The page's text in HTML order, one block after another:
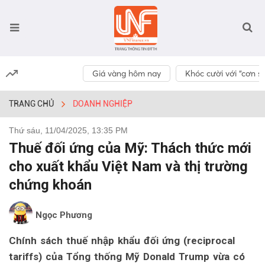
Giá vàng hôm nay Khóc cười với “cơn
TRANG CHỦ DOANH NGHIỆP
Thứ sáu, 11/04/2025, 13:35 PM
Thuế đối ứng của Mỹ: Thách thức mới
cho xuất khẩu Việt Nam và thị trường
chứng khoán
Ngọc Phương
Chính sách thuế nhập khẩu đối ứng (reciprocal
tariffs) của Tổng thống Mỹ Donald Trump vừa có